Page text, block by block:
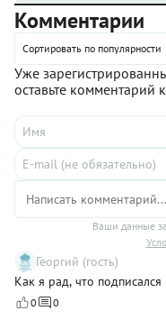
Комментарии
Сортировать по популярности
Уже
оставьте комментарий
Ваши данные
Георгий (гость)
Как я рад, что
0 0